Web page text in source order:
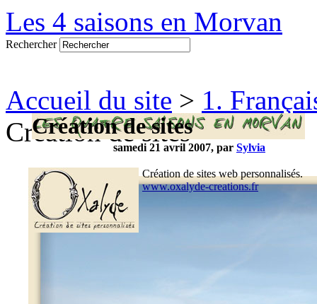
Les 4 saisons en Morvan
Rechercher
Accueil du site > 1.
Création de sites
Création de sites
samedi 21 avril 2007, par Sylvia
Création de sites web personnalisés.
www.oxalyde-creations.fr